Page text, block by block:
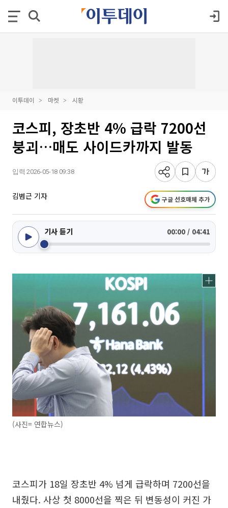
이투데이 마켓 시황
코스피, 장초반 4% 급락 7200선
붕괴…매도 사이드카까지 발동
입력 2026-05-18 09:38
김범근 기자 구글 선호매체 추가
기사 듣기 00:00 / 04:41
(사진= 연합뉴스)
코스피가 18일 장초반 4% 넘게 급락하며 7200선을
내줬다. 사상 첫 8000선을 찍은 뒤 변동성이 커진 가